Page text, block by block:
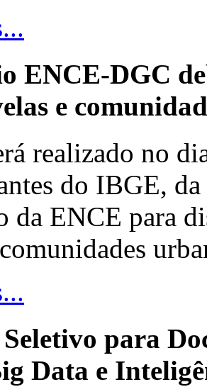
ENCE-DGC
e
realizado no
do IBGE,
da ENCE para
Seletivo para
Data e